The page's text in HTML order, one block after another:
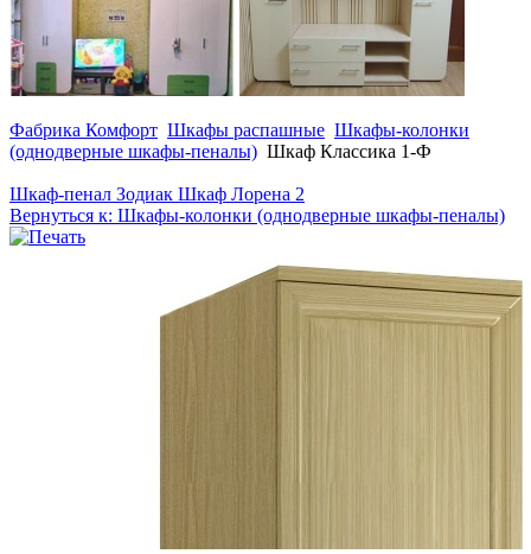
Фабрика Комфорт Шкафы распашные Шкафы-колонки
(однодверные шкафы-пеналы) Шкаф Классика 1-Ф
Шкаф-пенал Зодиак Шкаф Лорена 2
Вернуться к: Шкафы-колонки (однодверные шкафы-пеналы)